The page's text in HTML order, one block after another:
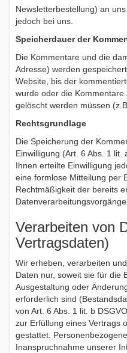
Newsletterbestellung) an
jedoch bei uns.
Speicherdauer der
Die Kommentare und die
Adresse) werden
Website, bis der
wurde oder die
gelöscht werden müssen
Rechtsgrundlage
Die Speicherung der
Einwilligung (Art. 6 Abs. 1 lit.
Ihnen erteilte Einwilligung
eine formlose Mitteilung per
Rechtmäßigkeit der bereits
Verarbeiten von
Vertragsdaten)
Wir erheben, verarbeiten
Daten nur, soweit sie für die
Ausgestaltung oder
erforderlich sind
von Art. 6 Abs. 1 lit. b
zur Erfüllung eines Vertrags
gestattet.
Inanspruchnahme unserer